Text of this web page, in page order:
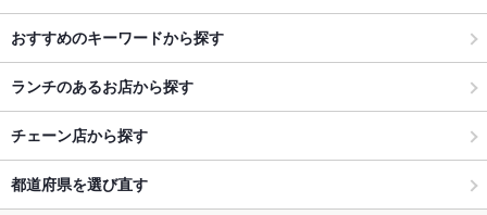
おすすめのキーワードから探す
ランチのあるお店から探す
チェーン店から探す
都道府県を選び直す